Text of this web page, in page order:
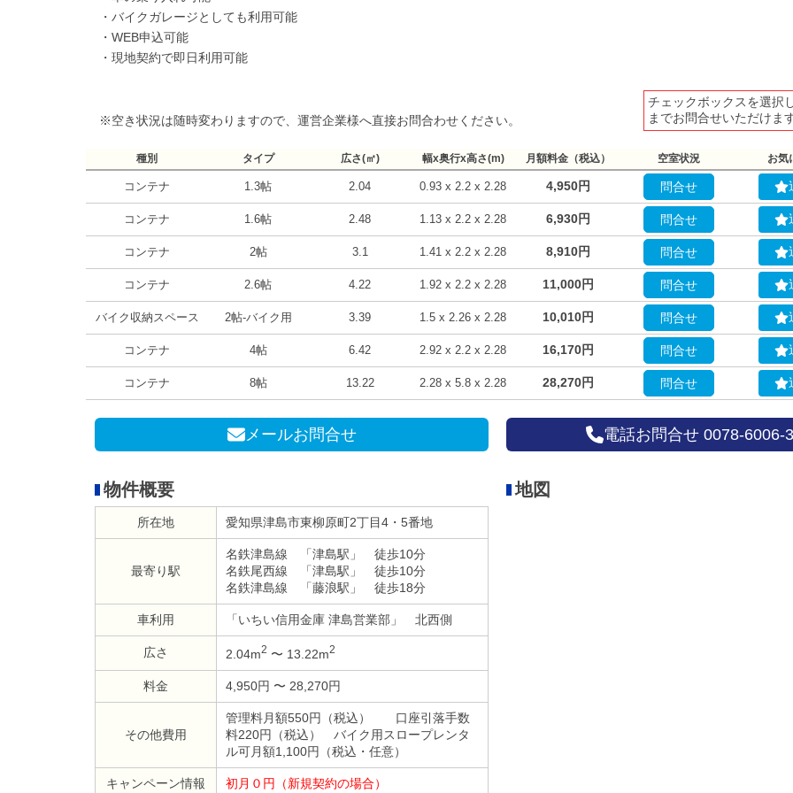
・バイクガレージとしても利用可能
・WEB申込可能
・現地契約で即日利用可能
※空き状況は随時変わりますので、運営企業様へ直接お問合わせください。
チェックボックスを選択
までお問合せいただけま
種別 タイプ 広さ(㎡) 幅x奥行x高さ(m) 月額料金（税込） 空室状況 お気
コンテナ 1.3帖 2.04 0.93 x 2.2 x 2.28 4,950円 問合せ
コンテナ 1.6帖 2.48 1.13 x 2.2 x 2.28 6,930円 問合せ
コンテナ 2帖 3.1 1.41 x 2.2 x 2.28 8,910円 問合せ
コンテナ 2.6帖 4.22 1.92 x 2.2 x 2.28 11,000円 問合せ
バイク収納スペース 2帖-バイク用 3.39 1.5 x 2.26 x 2.28 10,010円 問合せ
コンテナ 4帖 6.42 2.92 x 2.2 x 2.28 16,170円 問合せ
コンテナ 8帖 13.22 2.28 x 5.8 x 2.28 28,270円 問合せ
メールお問合せ 電話お問合せ 0078-6006-
物件概要
所在地 愛知県津島市東柳原町2丁目4・5番地
最寄り駅
名鉄津島線 「津島駅」 徒歩10分
名鉄尾西線 「津島駅」 徒歩10分
名鉄津島線 「藤浪駅」 徒歩18分
車利用 「いちい信用金庫 津島営業部」 北西側
広さ 2.04m2 〜 13.22m2
料金 4,950円 〜 28,270円
その他費用
管理料月額550円（税込） 口座引落手数
料220円（税込） バイク用スロープレンタ
ル可月額1,100円（税込・任意）
キャンペーン情報 初月０円（新規契約の場合）
地図